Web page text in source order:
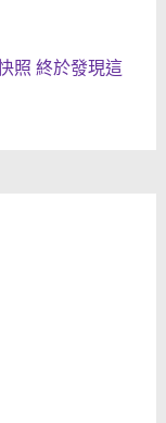
照 終於發現這